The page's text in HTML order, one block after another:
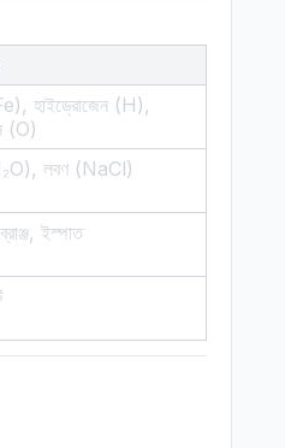
হাইড্রোজেন (H),
(O)
লবণ (NaCl)
ইস্পাত